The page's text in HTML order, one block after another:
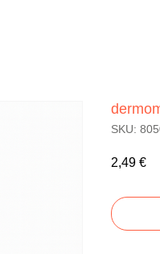
SKU:
2,49 €